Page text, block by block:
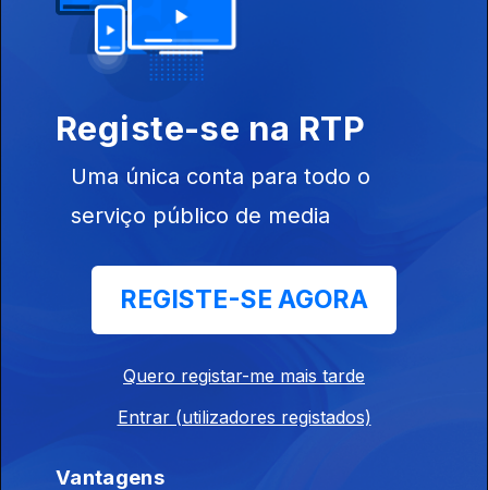
17 fev. 2020
10 fev. 2020
Antero de Quental
Jaime Cortesão
Registe-se na RTP
Uma única conta para todo o
serviço público de media
REGISTE-SE AGORA
Quero registar-me mais tarde
Entrar (utilizadores registados)
Vantagens